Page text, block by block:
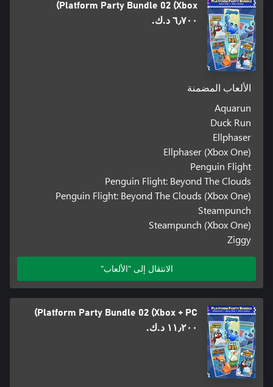
Platform Party Bundle 02 (Xbox)
٦٫٧٠٠ د.ك.‏
الألعاب المضمنة
Aquarun
Duck Run
Ellphaser
Ellphaser (Xbox One)
Penguin Flight
Penguin Flight: Beyond The Clouds
Penguin Flight: Beyond The Clouds (Xbox One)
Steampunch
Steampunch (Xbox One)
Ziggy
الانتقال إلى "الألعاب"
Platform Party Bundle 02 (Xbox + PC)
١١٫٢٠٠ د.ك.‏